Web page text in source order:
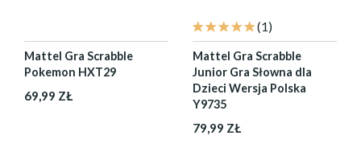
Mattel Gra Scrabble
Pokemon HXT29
69,99 ZŁ
(1)
Mattel Gra Scrabble
Junior Gra Słowna dla
Dzieci Wersja Polska
Y9735
79,99 ZŁ